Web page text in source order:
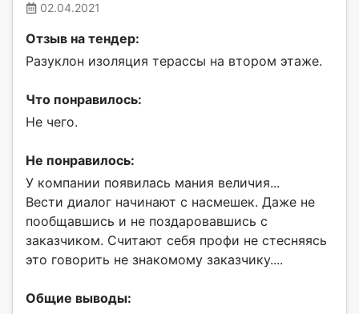
02.04.2021
Отзыв на тендер:
Разуклон изоляция терассы на втором этаже.
Что понравилось:
Не чего.
Не понравилось:
У компании появилась мания величия...
Вести диалог начинают с насмешек. Даже не
пообщавшись и не поздаровавшись с
заказчиком. Считают себя профи не стесняясь
это говорить не знакомому заказчику....
Общие выводы: